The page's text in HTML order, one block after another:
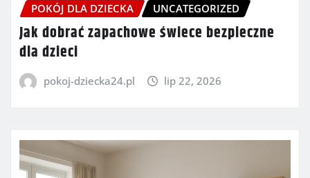
POKÓJ DLA DZIECKA UNCATEGORIZED
Jak dobrać zapachowe świece bezpieczne
dla dzieci
pokoj-dziecka24.pl lip 22, 2026